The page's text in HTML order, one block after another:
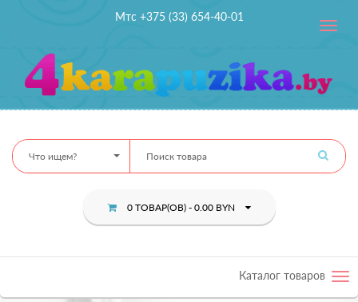
Мтс +375 (33) 654-40-01
Toggle
Что ищем?
0 ТОВАР(ОВ) - 0.00 BYN
Каталог товаров